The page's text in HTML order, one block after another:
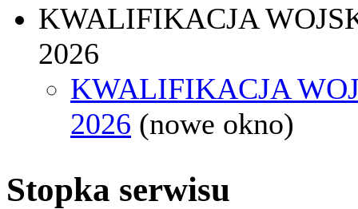
KWALIFIKACJA
2026
KWALIFIKACJA
2026 (nowe okno)
Stopka serwisu